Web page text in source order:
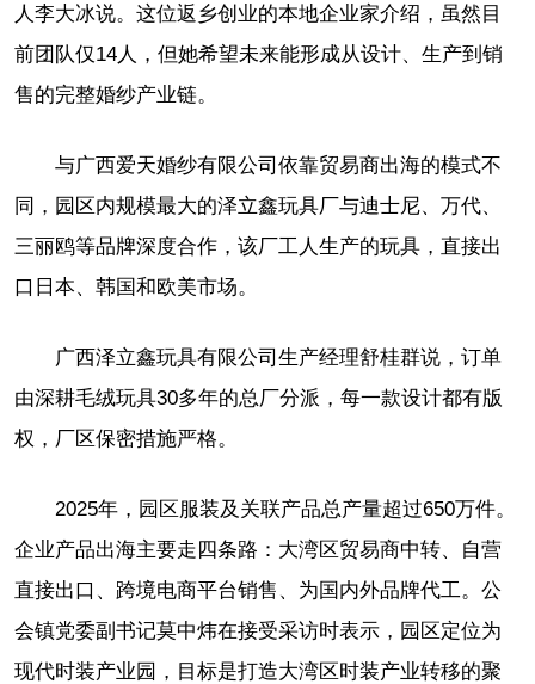
人李大冰说。这位返乡创业的本地企业家介绍，虽然目
前团队仅14人，但她希望未来能形成从设计、生产到销
售的完整婚纱产业链。
与广西爱天婚纱有限公司依靠贸易商出海的模式不
同，园区内规模最大的泽立鑫玩具厂与迪士尼、万代、
三丽鸥等品牌深度合作，该厂工人生产的玩具，直接出
口日本、韩国和欧美市场。
广西泽立鑫玩具有限公司生产经理舒桂群说，订单
由深耕毛绒玩具30多年的总厂分派，每一款设计都有版
权，厂区保密措施严格。
2025年，园区服装及关联产品总产量超过650万件。
企业产品出海主要走四条路：大湾区贸易商中转、自营
直接出口、跨境电商平台销售、为国内外品牌代工。公
会镇党委副书记莫中炜在接受采访时表示，园区定位为
现代时装产业园，目标是打造大湾区时装产业转移的聚